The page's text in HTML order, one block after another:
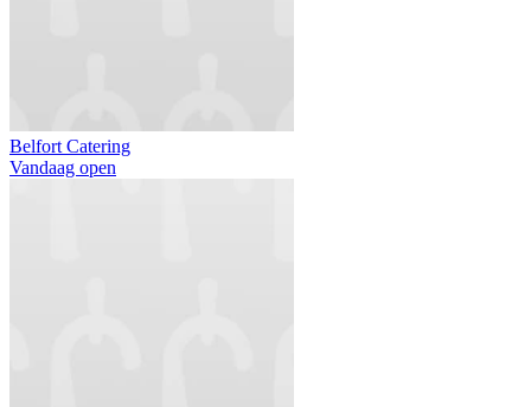
Belfort Catering
Vandaag open